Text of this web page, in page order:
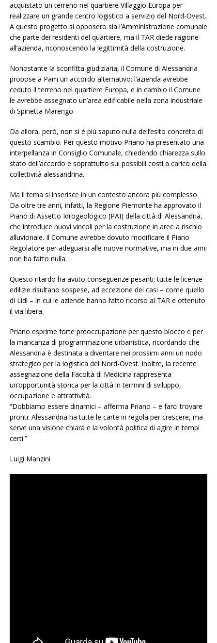
acquistato un terreno nel quartiere Villaggio Europa per
realizzare un grande centro logistico a servizio del Nord-Ovest.
A questo progetto si opposero sia l’Amministrazione comunale
che parte dei residenti del quartiere, ma il TAR diede ragione
all’azienda, riconoscendo la legittimità della costruzione.
Nonostante la sconfitta giudiziaria, il Comune di Alessandria
propose a Pam un accordo alternativo: l’azienda avrebbe
ceduto il terreno nel quartiere Europa, e in cambio il Comune
le avrebbe assegnato un’area edificabile nella zona industriale
di Spinetta Marengo.
Da allora, però, non si è più saputo nulla dell’esito concreto di
questo scambio. Per questo motivo Priano ha presentato una
interpellanza in Consiglio Comunale, chiedendo chiarezza sullo
stato dell’accordo e soprattutto sui possibili costi a carico della
collettività alessandrina.
Ma il tema si inserisce in un contesto ancora più complesso.
Da oltre tre anni, infatti, la Regione Piemonte ha approvato il
Piano di Assetto Idrogeologico (PAI) della città di Alessandria,
che introduce nuovi vincoli per la costruzione in aree a rischio
alluvionale. Il Comune avrebbe dovuto modificare il Piano
Regolatore per adeguarsi alle nuove normative, ma in due anni
non ha fatto nulla.
Questo ritardo ha avuto conseguenze pesanti: tutte le licenze
edilizie risultano sospese, ad eccezione dei casi – come quello
di Lidl – in cui le aziende hanno fatto ricorso al TAR e ottenuto
il via libera.
Priano esprime forte preoccupazione per questo blocco e per
la mancanza di programmazione urbanistica, ricordando che
Alessandria è destinata a diventare nei prossimi anni un nodo
strategico per la logistica del Nord-Ovest. Inoltre, la recente
assegnazione della Facoltà di Medicina rappresenta
un’opportunità storica per la città in termini di sviluppo,
occupazione e attrattività.
“Dobbiamo essere dinamici – afferma Priano – e farci trovare
pronti: Alessandria ha tutte le carte in regola per crescere, ma
serve una visione chiara e la volontà politica di agire in tempi
certi.”
Luigi Manzini